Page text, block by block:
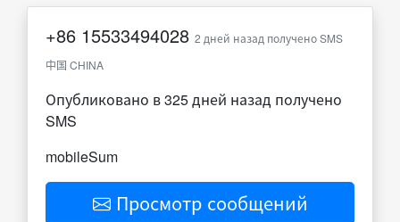
+86 15533494028 2 дней назад получено SMS
中国 CHINA
Опубликовано в 325 дней назад получено
SMS
mobileSum
Просмотр сообщений